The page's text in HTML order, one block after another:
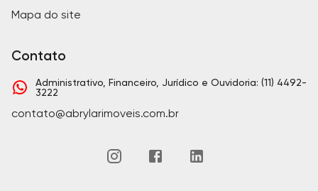
Mapa do site
Contato
Administrativo, Financeiro, Jurídico e Ouvidoria: (11) 4492-
3222
contato@abrylarimoveis.com.br